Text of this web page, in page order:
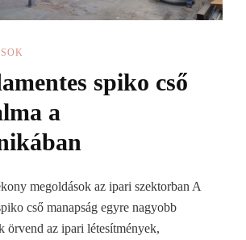
spiko cső
a
megoldások az ipari szektorban A
cső manapság egyre nagyobb
örvend az ipari létesítmények,